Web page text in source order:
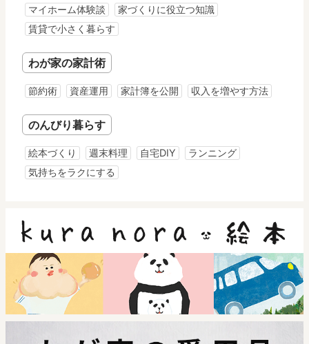
マイホーム体験談
家づくりに役立つ知識
賃貸で小さく暮らす
わが家の家計術
節約術 資産運用 家計簿を公開 収入を増やす方法
のんびり暮らす
絵本づくり 週末料理 自宅DIY
ランニング
気持ちをラクにする